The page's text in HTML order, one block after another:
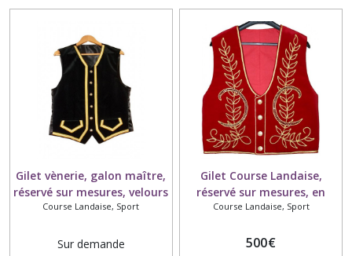
Gilet vènerie, galon maître,
réservé sur mesures, velours
et satin.
Course Landaise, Sport
Sur demande
Gilet Course Landaise,
réservé sur mesures, en
velours.
Course Landaise, Sport
500€
Occasions
débardeurs,
tuniques,
gilets